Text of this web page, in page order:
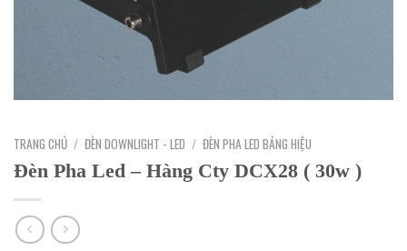
TRANG CHỦ / ĐÈN DOWNLIGHT - LED / ĐÈN PHA LED BẢNG HIỆU
Đèn Pha Led – Hàng Cty DCX28 ( 30w )